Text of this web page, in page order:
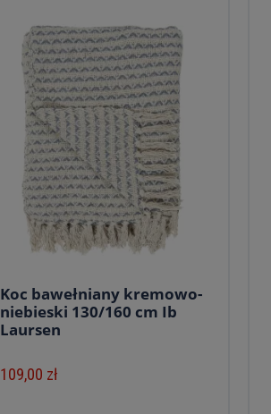
Koc bawełniany kremowo-
niebieski 130/160 cm Ib
Laursen
109,00 zł